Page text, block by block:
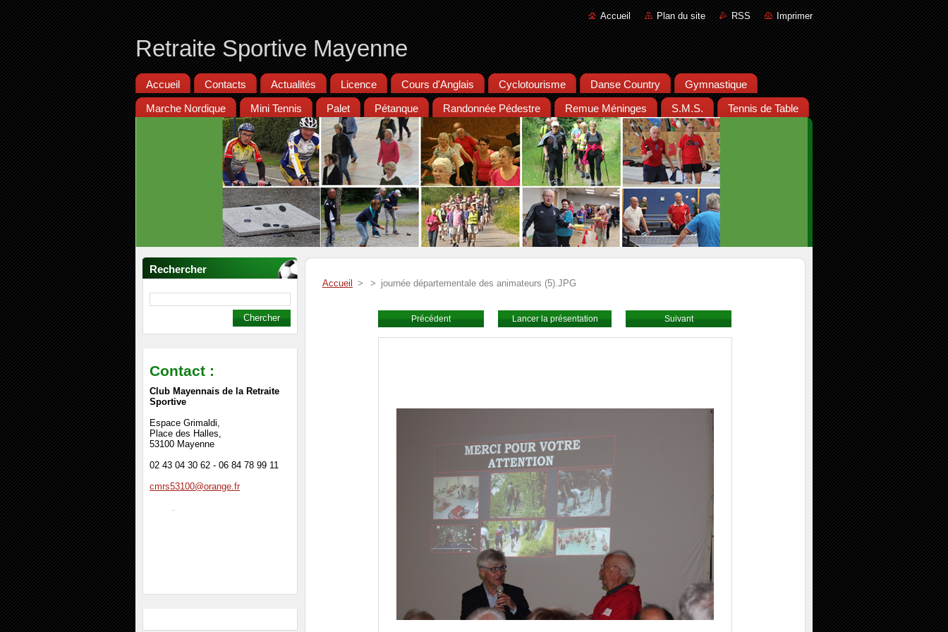
Accueil Plan du site RSS Imprimer
Retraite Sportive Mayenne
Accueil Contacts Actualités Licence Cours d'Anglais Cyclotourisme Danse Country Gymnastique
Marche Nordique Mini Tennis Palet Pétanque Randonnée Pédestre Remue Méninges S.M.S. Tennis de Table
Rechercher
Contact :
Club Mayennais de la Retraite
Sportive
Espace Grimaldi,
Place des Halles,
53100 Mayenne
02 43 04 30 62 - 06 84 78 99 11
cmrs53100@orange.fr
.
Accueil > > journée départementale des animateurs (5).JPG
Précédent Lancer la présentation Suivant